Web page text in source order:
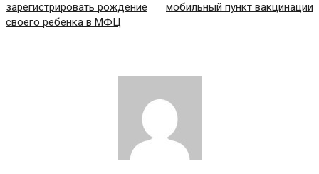
зарегистрировать рождение
своего ребенка в МФЦ
мобильный пункт вакцинации